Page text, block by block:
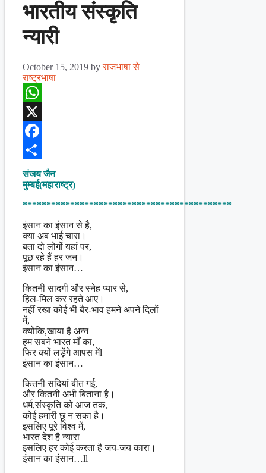
भारतीय संस्कृति
न्यारी
October 15, 2019 byराजभाषा से
राष्ट्रभाषा
WhatsApp
X
Facebook
Share
संजय जैन
मुम्बई(महाराष्ट्र)
********************************************
इंसान का इंसान से है,
क्या अब भाई चारा।
बता दो लोगों यहां पर,
पूछ रहे हैं हर जन।
इंसान का इंसान…
कितनी सादगी और स्नेह प्यार से,
हिल-मिल कर रहते आए।
नहीं रखा कोई भी बैर-भाव हमने अपने दिलों
में,
क्योंकि,खाया है अन्न
हम सबने भारत माँ का,
फिर क्यों लड़ेंगे आपस मेंl
इंसान का इंसान…
कितनी सदियां बीत गई,
और कितनी अभी बिताना है।
धर्म,संस्कृति को आज तक,
कोई हमारी छू न सका है।
इसलिए पूरे विश्व में,
भारत देश है न्यारा
इसलिए हर कोई करता है जय-जय कारा।
इंसान का इंसान…ll